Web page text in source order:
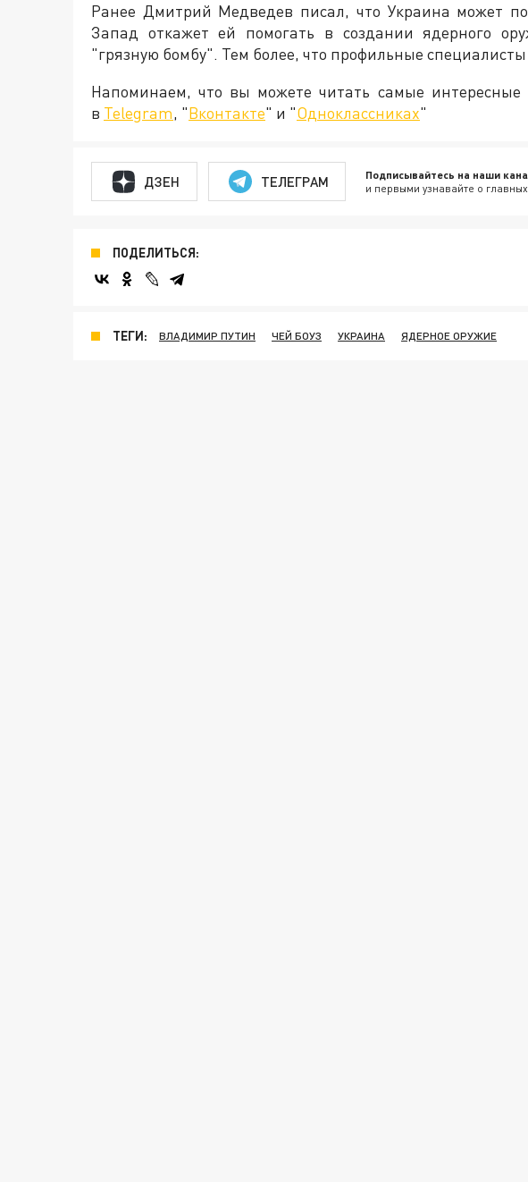
Ранее Дмитрий Медведев писал, что Украина может
Запад откажет ей помогать в создании ядерного
"грязную бомбу". Тем более, что профильные специалисты
Напоминаем, что вы можете читать самые
в Telegram, "Вконтакте" и "Одноклассниках"
ДЗЕН ТЕЛЕГРАМ Подписывайтесь на наши
и первыми узнавайте о
ПОДЕЛИТЬСЯ:
ТЕГИ: ВЛАДИМИР ПУТИН ЧЕЙ БОУЗ УКРАИНА ЯДЕРНОЕ ОРУЖИЕ